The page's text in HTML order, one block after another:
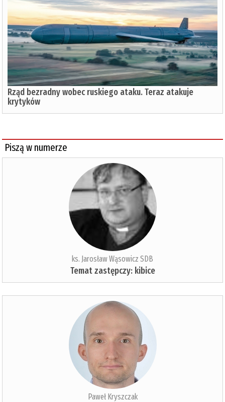
Rząd bezradny wobec ruskiego ataku. Teraz atakuje
krytyków
Piszą w numerze
ks. Jarosław Wąsowicz SDB
Temat zastępczy: kibice
Paweł Kryszczak